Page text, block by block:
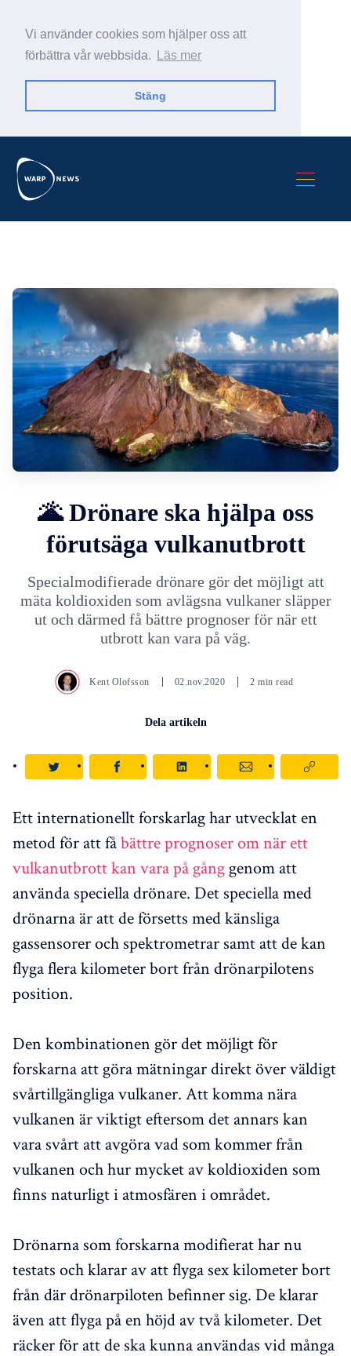
Vi använder cookies som hjälper oss att
förbättra vår webbsida.
Läs mer
Stäng
🌋 Drönare ska hjälpa oss
förutsäga vulkanutbrott
Specialmodifierade drönare gör det möjligt att
mäta koldioxiden som avlägsna vulkaner släpper
ut och därmed få bättre prognoser för när ett
utbrott kan vara på väg.
Kent Olofsson 02.nov.2020 2 min read
Dela artikeln
Ett internationellt forskarlag har utvecklat en
metod för att fåbättre prognoser om när ett
vulkanutbrott kan vara på gång genom att
använda speciella drönare. Det speciella med
drönarna är att de försetts med känsliga
gassensorer och spektrometrar samt att de kan
flyga flera kilometer bort från drönarpilotens
position.
Den kombinationen gör det möjligt för
forskarna att göra mätningar direkt över väldigt
svårtillgängliga vulkaner. Att komma nära
vulkanen är viktigt eftersom det annars kan
vara svårt att avgöra vad som kommer från
vulkanen och hur mycket av koldioxiden som
finns naturligt i atmosfären i området.
Drönarna som forskarna modifierat har nu
testats och klarar av att flyga sex kilometer bort
från där drönarpiloten befinner sig. De klarar
även att flyga på en höjd av två kilometer. Det
räcker för att de ska kunna användas vid många